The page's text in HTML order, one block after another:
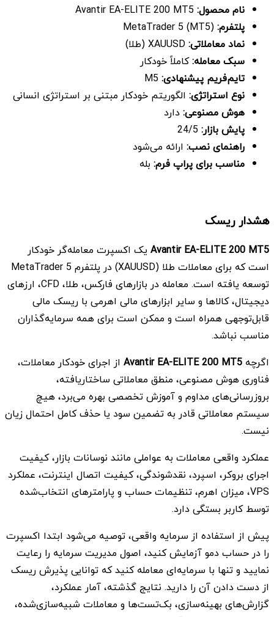
نام محصول:
پلتفرم:
نماد معاملاتی:
سبک معامله:کاملاً خودکار
تایم‌فریم پیشنهادی:
نوع استراتژی: الگوریتم خودکار مبتنی بر استراتژی انسانی
هوش مصنوعی:دارد
پایش بازار:
راهنمای نصب: ارائه می‌شود
مناسب برای پراپ فرم: بله
هشدار ریسک
Avantir EA-ELITE 200 MT5 یک اکسپرت معامله‌گر خودکار
است که برای معاملات طلا (XAUUSD) در پلتفرم MetaTrader 5
توسعه یافته است. معامله در بازارهای فارکس، طلا، CFD، ارزهای
دیجیتال، کالاها و سایر ابزارهای مالی اهرمی با ریسک مالی
قابل‌توجهی همراه است و ممکن است برای همه سرمایه‌گذاران
مناسب نباشد.
اگرچه Avantir EA-ELITE 200 MT5 از اجرای خودکار معاملات،
فناوری هوش مصنوعی، منطق معاملاتی ساختاریافته،
بروزرسانی‌های مداوم و آموزش تخصصی بهره می‌برد، هیچ
سیستم معاملاتی قادر به تضمین سود یا حذف کامل احتمال زیان
نیست.
عملکرد واقعی معاملات به عواملی مانند نوسانات بازار، کیفیت
اجرای بروکر، اسپرد، نقدشوندگی، کیفیت اتصال اینترنت، عملکرد
VPS، میزان اهرم، تنظیمات حساب و پارامترهای انتخاب‌شده
توسط کاربر بستگی دارد.
پیش از استفاده از سرمایه واقعی، توصیه می‌شود ابتدا اکسپرت
را در حساب دمو آزمایش کنید، اصول مدیریت سرمایه را رعایت
نمایید و تنها با سرمایه‌ای معامله کنید که توانایی پذیرش ریسک
از دست دادن آن را دارید. نتایج گذشته، آمار عملکرد،
گزارش‌های بهینه‌سازی، بک‌تست‌ها و معاملات شبیه‌سازی‌شده،